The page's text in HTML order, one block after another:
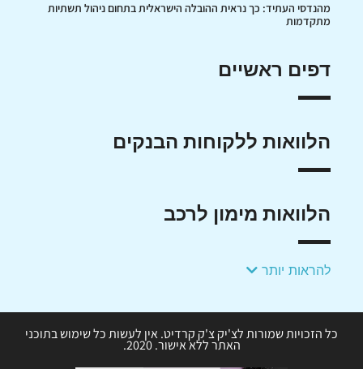
מהנדסי העתיד: כך נראית ההובלה הישראלית בתחום ניהול תשתיות
מתקדמות
דפים ראשיים
הלוואות ללקוחות הבנקים
הלוואות מימון לרכב
להראות יותר
כל הזכויות שמורות לצ'יק צ'ק קרדיט. אין לעשות כל שימוש בתוכני
האתר ללא אישור. 2020.